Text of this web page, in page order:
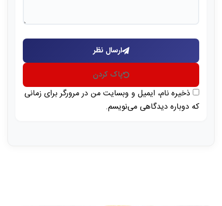
ارسال نظر
پاک کردن
ذخیره نام، ایمیل و وبسایت من در مرورگر برای زمانی
که دوباره دیدگاهی می‌نویسم.